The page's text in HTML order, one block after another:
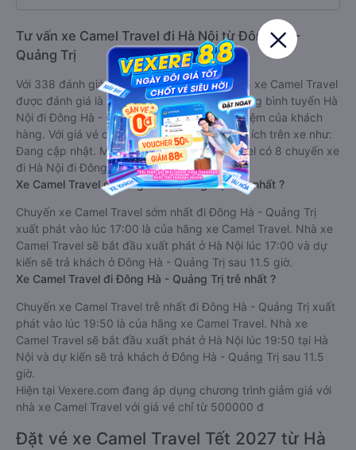
Tư vấn xe Camel Travel đi Hà Nội từ Đông Hà -
Quảng Trị
Với 338 đánh giá với điểm trung bình là 3.9/5 xe Camel Travel
được đánh giá là xe khách có chất lượng Trung bình tuyến Hà
Nội đi Đông Hà - Quảng Trị dựa trên trải nghiệm của khách
hàng. Với giá vé chỉ từ 500000 đ và các tiện ích trên xe như:
Đang cập nhật. Mỗi ngày nhà xe Camel Travel có 8 chuyến xe
đi Hà Nội đi Đông Hà - Quảng Trị.
Xe Camel Travel đi Đông Hà - Quảng Trị sớm nhất ?
Chuyến xe Camel Travel sớm nhất đi Đông Hà - Quảng Trị
xuất phát vào lúc 17:00 là của hãng xe Camel Travel. Nhà xe
Camel Travel sẽ bắt đầu xuất phát ở Hà Nội lúc 17:00 và dự
kiến sẽ trả khách ở Đông Hà - Quảng Trị sau 11.5 giờ.
Xe Camel Travel đi Đông Hà - Quảng Trị trễ nhất ?
Chuyến xe Camel Travel trễ nhất đi Đông Hà - Quảng Trị xuất
phát vào lúc 19:50 là của hãng xe Camel Travel. Nhà xe
Camel Travel sẽ bắt đầu xuất phát ở Hà Nội lúc 19:50 tại Hà
Nội và dự kiến sẽ trả khách ở Đông Hà - Quảng Trị sau 11.5
giờ.
Hiện tại Vexere.com đang áp dụng chương trình giảm giá với
nhà xe Camel Travel với giá vé chỉ từ 500000 đ
Đặt vé xe Camel Travel Tết 2027 từ Hà